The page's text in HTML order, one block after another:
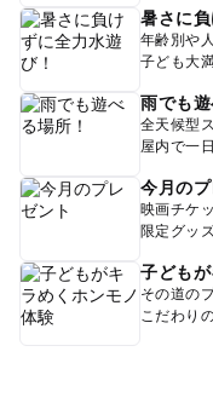
暑さに
年齢別や
子ども大
雨でも遊
全天候型
屋内で一
今月の
映画チケ
限定グッ
子ども
その道の
こだわり